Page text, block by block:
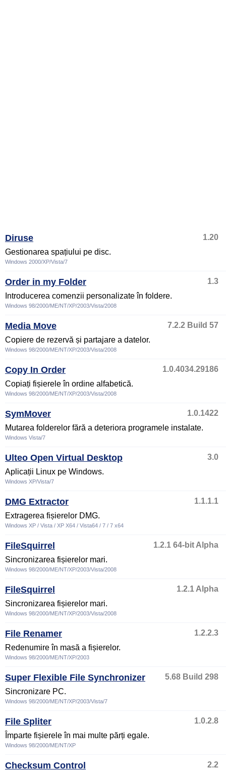
Diruse
1.20
Gestionarea spațiului pe disc.
Windows 2000/XP/Vista/7
Order in my Folder
1.3
Introducerea comenzii personalizate în foldere.
Windows 98/2000/ME/NT/XP/2003/Vista/2008
Media Move
7.2.2 Build 57
Copiere de rezervă și partajare a datelor.
Windows 98/2000/ME/NT/XP/2003/Vista/2008
Copy In Order
1.0.4034.29186
Copiați fișierele în ordine alfabetică.
Windows 98/2000/ME/NT/XP/2003/Vista/2008
SymMover
1.0.1422
Mutarea folderelor fără a deteriora programele instalate.
Windows Vista/7
Ulteo Open Virtual Desktop
3.0
Aplicații Linux pe Windows.
Windows XP/Vista/7
DMG Extractor
1.1.1.1
Extragerea fișierelor DMG.
Windows XP / Vista / XP X64 / Vista64 / 7 / 7 x64
FileSquirrel
1.2.1 64-bit Alpha
Sincronizarea fișierelor mari.
Windows 98/2000/ME/NT/XP/2003/Vista/2008
FileSquirrel
1.2.1 Alpha
Sincronizarea fișierelor mari.
Windows 98/2000/ME/NT/XP/2003/Vista/2008
File Renamer
1.2.2.3
Redenumire în masă a fișierelor.
Windows 98/2000/ME/NT/XP/2003
Super Flexible File Synchronizer
5.68 Build 298
Sincronizare PC.
Windows 98/2000/ME/NT/XP/2003/Vista/7
File Spliter
1.0.2.8
Împarte fișierele în mai multe părți egale.
Windows 98/2000/ME/NT/XP
Checksum Control
2.2